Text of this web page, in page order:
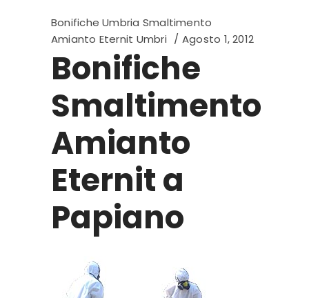
Bonifiche Umbria Smaltimento
Amianto Eternit Umbri
Agosto 1, 2012
Bonifiche
Smaltimento
Amianto
Eternit a
Papiano